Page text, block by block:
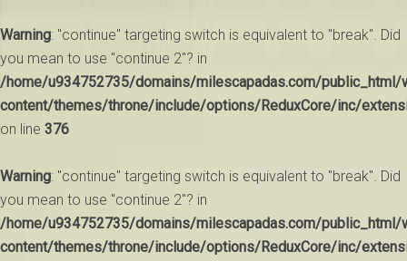
Warning: "continue" targeting switch is equivalent to "break". Did
you mean to use "continue 2"? in
/home/u934752735/domains/milescapadas.com/public_html/
content/themes/throne/include/options/ReduxCore/inc/
on line 376
Warning: "continue" targeting switch is equivalent to "break". Did
you mean to use "continue 2"? in
/home/u934752735/domains/milescapadas.com/public_html/
content/themes/throne/include/options/ReduxCore/inc/